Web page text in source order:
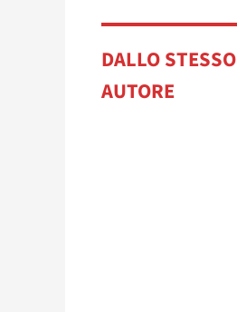
DALLO STESSO
AUTORE